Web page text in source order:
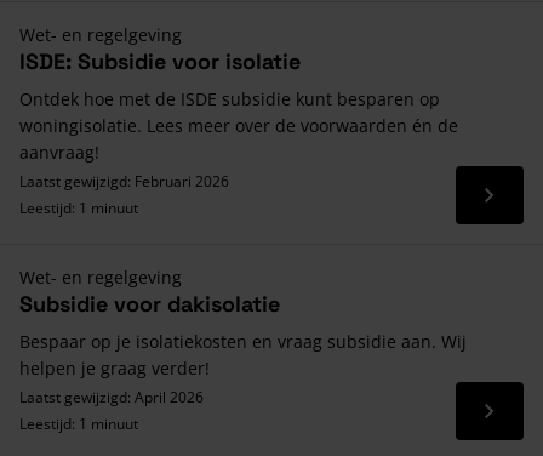
Wet- en regelgeving
ISDE: Subsidie voor isolatie
Ontdek hoe met de ISDE subsidie kunt besparen op
woningisolatie. Lees meer over de voorwaarden én de
aanvraag!
Laatst gewijzigd: Februari 2026
Leestijd: 1 minuut
Lees
Wet- en regelgeving
Subsidie voor dakisolatie
Bespaar op je isolatiekosten en vraag subsidie aan. Wij
helpen je graag verder!
Laatst gewijzigd: April 2026
Leestijd: 1 minuut
Lees